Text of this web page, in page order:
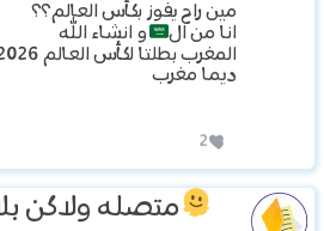
مين راح يفوز بكأس العالم؟؟
انا من ال
و انشاء الله
المغرب بطلتا لكأس العالم 2026
ديما مغرب
2
متصله ولاكن